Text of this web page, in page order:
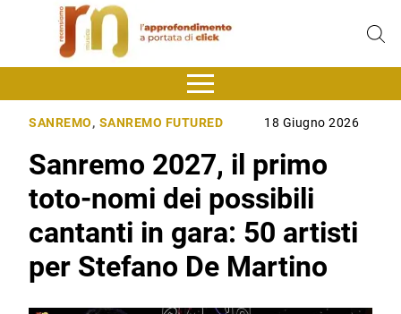
SANREMO, SANREMO FUTURED 18 Giugno 2026
Sanremo 2027, il primo
toto-nomi dei possibili
cantanti in gara: 50 artisti
per Stefano De Martino